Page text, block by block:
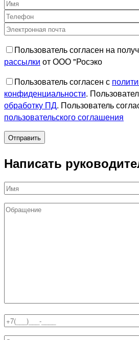
Пользователь согласен на
рассылки от ООО "Росэко
Пользователь согласен с
конфиденциальности.
обработку ПД. Пользователь
пользовательского соглашения
Написать